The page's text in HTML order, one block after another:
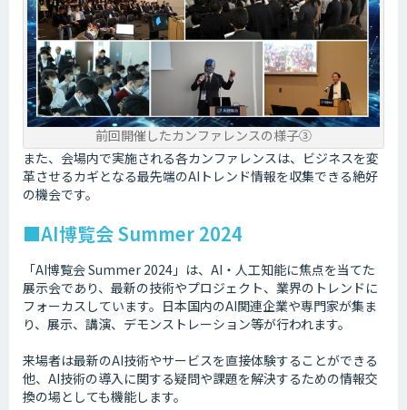
前回開催したカンファレンスの様子③
また、会場内で実施される各カンファレンスは、ビジネスを変
革させるカギとなる最先端のAIトレンド情報を収集できる絶好
の機会です。
■AI博覧会 Summer 2024
「AI博覧会 Summer 2024」は、AI・人工知能に焦点を当てた
展示会であり、最新の技術やプロジェクト、業界のトレンドに
フォーカスしています。日本国内のAI関連企業や専門家が集ま
り、展示、講演、デモンストレーション等が行われます。
来場者は最新のAI技術やサービスを直接体験することができる
他、AI技術の導入に関する疑問や課題を解決するための情報交
換の場としても機能します。